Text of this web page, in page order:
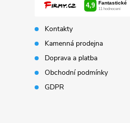
Kontakty
Kamenná prodejna
Doprava a platba
Obchodní podmínky
GDPR